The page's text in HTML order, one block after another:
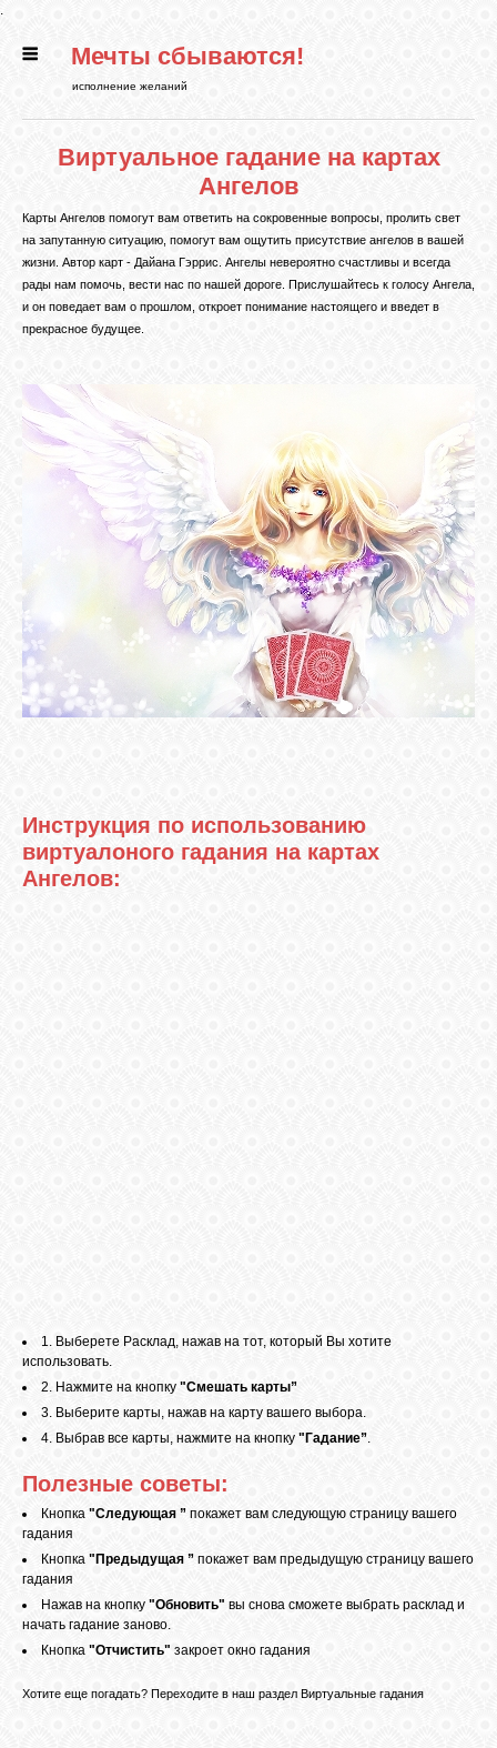
.
ГЛАВНАЯ
БИБЛИОТЕКА
ФЭН-ШУЙ
КАРТИНКИ
ГАДАНИЯ
ЖЕЛАНИЙ
ФОРУМ
СОННИК
Мечты сбываются!
исполнение желаний
Виртуальное гадание на картах
Ангелов
Карты Ангелов помогут вам ответить на сокровенные вопросы, пролить свет
на запутанную ситуацию, помогут вам ощутить присутствие ангелов в вашей
жизни. Автор карт - Дайана Гэррис. Ангелы невероятно счастливы и всегда
рады нам помочь, вести нас по нашей дороге. Прислушайтесь к голосу Ангела,
и он поведает вам о прошлом, откроет понимание настоящего и введет в
прекрасное будущее.
Инструкция по использованию
виртуалоного гадания на картах
Ангелов:
1. Выберете Расклад, нажав на тот, который Вы хотите
использовать.
2. Нажмите на кнопку "Смешать карты”
3. Выберите карты, нажав на карту вашего выбора.
4. Выбрав все карты, нажмите на кнопку "Гадание”.
Полезные советы:
Кнопка "Следующая ” покажет вам следующую страницу вашего
гадания
Кнопка "Предыдущая ” покажет вам предыдущую страницу вашего
гадания
Нажав на кнопку "Обновить" вы снова сможете выбрать расклад и
начать гадание заново.
Кнопка "Отчистить" закроет окно гадания
Хотите еще погадать? Переходите в наш раздел Виртуальные гадания